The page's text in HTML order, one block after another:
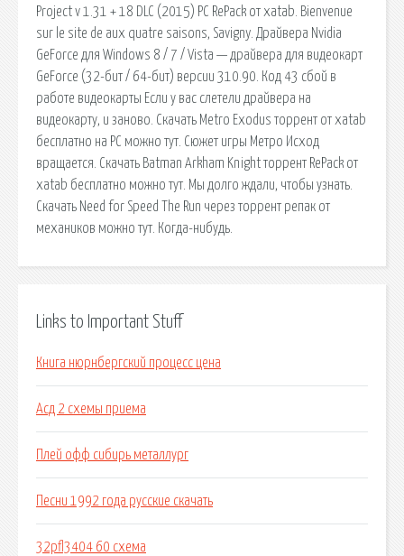
Project v 1.31 + 18 DLC (2015) PC RePack от xatab. Bienvenue
sur le site de aux quatre saisons, Savigny. Драйвера Nvidia
GeForce для Windows 8 / 7 / Vista — драйвера для видеокарт
GeForce (32-бит / 64-бит) версии 310.90. Код 43 сбой в
работе видеокарты Если у вас слетели драйвера на
видеокарту, и заново. Скачать Metro Exodus торрент от xatab
бесплатно на PC можно тут. Сюжет игры Метро Исход
вращается. Скачать Batman Arkham Knight торрент RePack от
xatab бесплатно можно тут. Мы долго ждали, чтобы узнать.
Скачать Need for Speed The Run через торрент репак от
механиков можно тут. Когда-нибудь.
Links to Important Stuff
Книга нюрнбергский процесс цена
Асд 2 схемы приема
Плей офф сибирь металлург
Песни 1992 года русские скачать
32pfl3404 60 схема